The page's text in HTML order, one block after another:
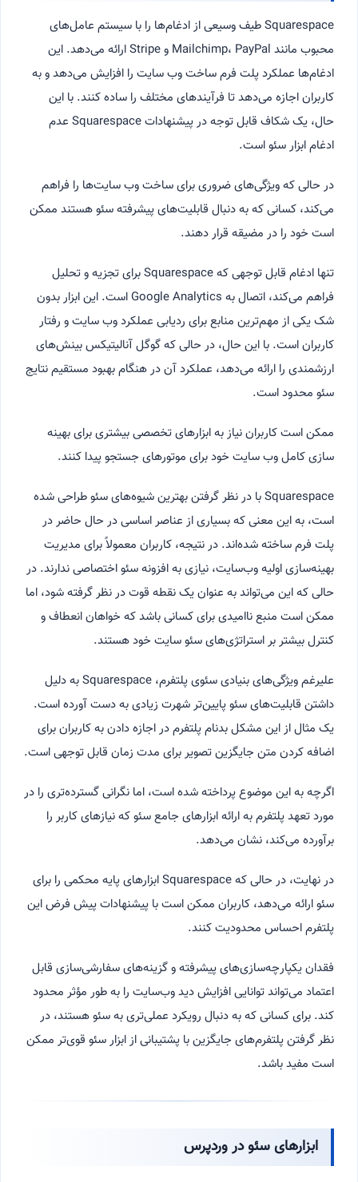
Squarespace طیف وسیعی از ادغام‌ها را با سیستم عامل‌های
محبوب مانند Mailchimp، PayPal و Stripe ارائه می‌دهد. این
ادغام‌ها عملکرد پلت فرم ساخت وب سایت را افزایش می‌دهد و به
کاربران اجازه می‌دهد تا فرآیندهای مختلف را ساده کنند. با این
حال، یک شکاف قابل توجه در پیشنهادات Squarespace عدم
ادغام ابزار سئو است.
در حالی که ویژگی‌های ضروری برای ساخت وب سایت‌ها را فراهم
می‌کند، کسانی که به دنبال قابلیت‌های پیشرفته سئو هستند ممکن
است خود را در مضیقه قرار دهند.
تنها ادغام قابل توجهی که Squarespace برای تجزیه و تحلیل
فراهم می‌کند، اتصال به Google Analytics است. این ابزار بدون
شک یکی از مهم‌ترین منابع برای ردیابی عملکرد وب سایت و رفتار
کاربران است. با این حال، در حالی که گوگل آنالیتیکس بینش‌های
ارزشمندی را ارائه می‌دهد، عملکرد آن در هنگام بهبود مستقیم نتایج
سئو محدود است.
ممکن است کاربران نیاز به ابزارهای تخصصی بیشتری برای بهینه
سازی کامل وب سایت خود برای موتورهای جستجو پیدا کنند.
Squarespace با در نظر گرفتن بهترین شیوه‌های سئو طراحی شده
است، به این معنی که بسیاری از عناصر اساسی در حال حاضر در
پلت فرم ساخته شده‌اند. در نتیجه، کاربران معمولاً برای مدیریت
بهینه‌سازی اولیه وب‌سایت، نیازی به افزونه سئو اختصاصی ندارند. در
حالی که این می‌تواند به عنوان یک نقطه قوت در نظر گرفته شود، اما
ممکن است منبع ناامیدی برای کسانی باشد که خواهان انعطاف و
کنترل بیشتر بر استراتژی‌های سئو سایت خود هستند.
علیرغم ویژگی‌های بنیادی سئوی پلتفرم، Squarespace به دلیل
داشتن قابلیت‌های سئو پایین‌تر شهرت زیادی به دست آورده است.
یک مثال از این مشکل بدنام پلتفرم در اجازه دادن به کاربران برای
اضافه کردن متن جایگزین تصویر برای مدت زمان قابل توجهی است.
اگرچه به این موضوع پرداخته شده است، اما نگرانی گسترده‌تری را در
مورد تعهد پلتفرم به ارائه ابزارهای جامع سئو که نیازهای کاربر را
برآورده می‌کند، نشان می‌دهد.
در نهایت، در حالی که Squarespace ابزارهای پایه محکمی را برای
سئو ارائه می‌دهد، کاربران ممکن است با پیشنهادات پیش فرض این
پلتفرم احساس محدودیت کنند.
فقدان یکپارچه‌سازی‌های پیشرفته و گزینه‌های سفارشی‌سازی قابل
اعتماد می‌تواند توانایی افزایش دید وب‌سایت را به طور مؤثر محدود
کند. برای کسانی که به دنبال رویکرد عملی‌تری به سئو هستند، در
نظر گرفتن پلتفرم‌های جایگزین با پشتیبانی از ابزار سئو قوی‌تر ممکن
است مفید باشد.
ابزارهای سئو در وردپرس